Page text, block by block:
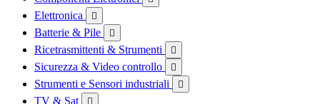
Elettronica 
Batterie & Pile 
Ricetrasmittenti & Strumenti 
Sicurezza & Video controllo 
Strumenti e Sensori industriali 
TV & Sat 